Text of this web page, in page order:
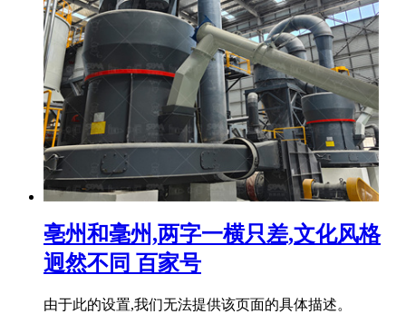
亳州和毫州,两字一横只差,文化风格
迥然不同 百家号
由于此的设置,我们无法提供该页面的具体描述。